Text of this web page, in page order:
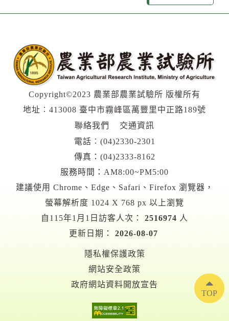
Copyright©2023 農業部農業試驗所 版權所有
地址︰413008 臺中市霧峰區萬豐里中正路189號
聯絡我們
交通資訊
電話︰ (04)2330-2301
傳真：(04)2333-8162
服務時間：AM8:00~PM5:00
建議使用 Chrome、Edge、Safari、Firefox 瀏覽器，
螢幕解析度 1024 X 768 px 以上瀏覽
自115年1月1日訪客人次：
2516974 人
更新日期：
2026-08-07
隱私權保護政策
網站安全政策
政府網站資料開放宣告
TOP